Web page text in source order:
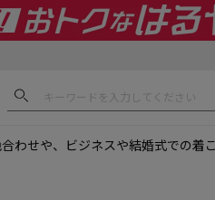
わせや、ビジネスや結婚式での着